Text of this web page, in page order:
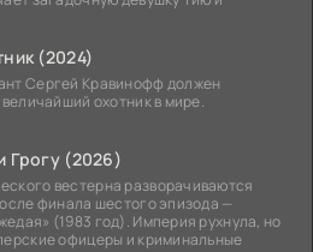
(2024)
Сергей Кравинофф должен
охотник в мире.
Грогу (2026)
вестерна разворачиваются
финала шестого эпизода —
(1983 год). Империя рухнула, но
офицеры и криминальные